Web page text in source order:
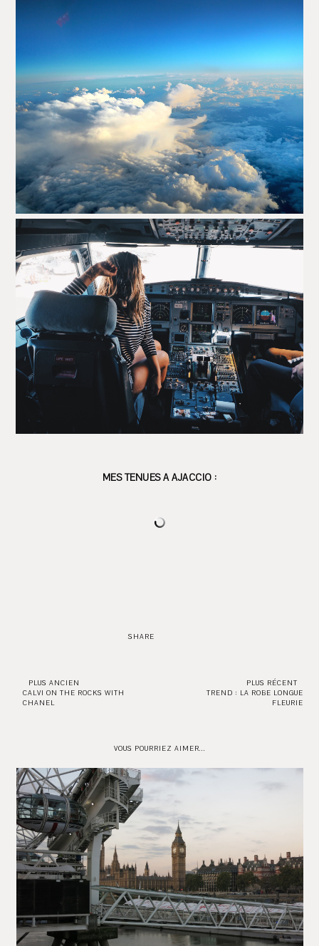
MES TENUES A AJACCIO :
SHARE
PLUS ANCIEN
CALVI ON THE ROCKS WITH
CHANEL
PLUS RÉCENT
TREND : LA ROBE LONGUE
FLEURIE
VOUS POURRIEZ AIMER...